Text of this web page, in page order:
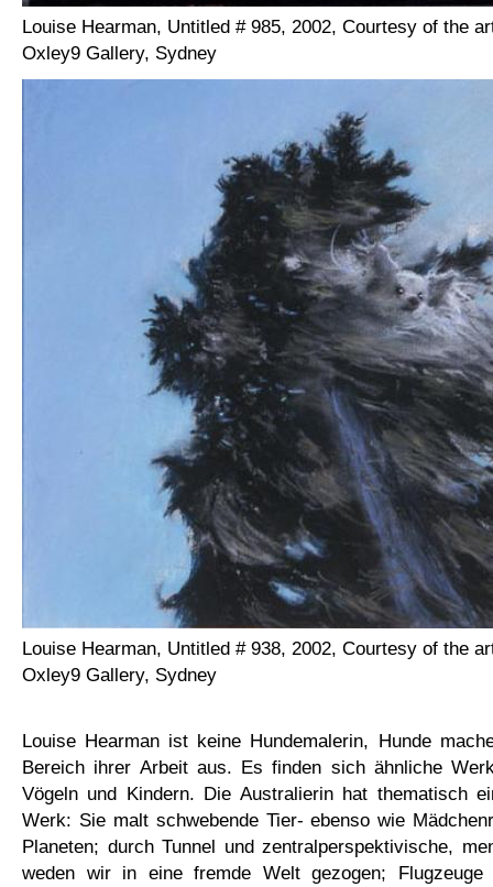
Louise Hearman, Untitled # 985, 2002, Courtesy of the
Oxley9 Gallery, Sydney
Louise Hearman, Untitled # 938, 2002, Courtesy of the
Oxley9 Gallery, Sydney
Louise Hearman ist keine Hundemalerin, Hunde
Bereich ihrer Arbeit aus. Es finden sich ähnliche
Vögeln und Kindern. Die Australierin hat thematisch
Werk: Sie malt schwebende Tier- ebenso wie
Planeten; durch Tunnel und zentralperspektivische,
weden wir in eine fremde Welt gezogen; Flugzeuge